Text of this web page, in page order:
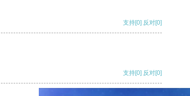
支持[0] 反对[0]
支持[0] 反对[0]